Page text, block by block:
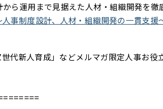
ら運用まで見据えた人材・組織開発を徹
事制度設計、人材・組織開発の一貫支援
代新人育成」などメルマガ限定人事お役